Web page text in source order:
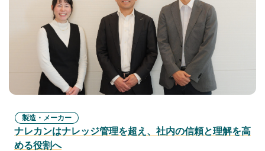
製造・メーカー
ナレカンはナレッジ管理を超え、社内の信頼と理解を高
める役割へ